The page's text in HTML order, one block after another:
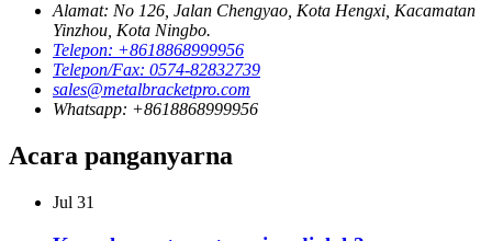
Alamat: No 126, Jalan Chengyao, Kota Hengxi, Kacamatan
Yinzhou, Kota Ningbo.
Telepon: +8618868999956
Telepon/Fax: 0574-82832739
sales@metalbracketpro.com
Whatsapp: +8618868999956
Acara panganyarna
Jul 31